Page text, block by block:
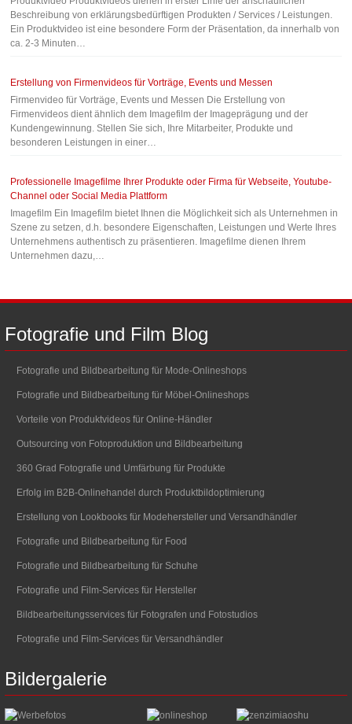
Beschreibung von erklärungsbedürftigen Produkten / Services / Leistungen.
Ein Produktvideo ist eine besondere Form der Präsentation, da innerhalb von
ca. 2-3 Minuten…
Erstellung von Firmenvideos für Vorträge, Events und Messen
Firmenvideo für Vorträge, Events und Messen Die Erstellung von
Firmenvideos dient ähnlich dem Imagefilm der Imageprägung und der
Kundengewinnung. Stellen Sie sich, Ihre Mitarbeiter, Produkte und
besonderen Leistungen in einer…
Professionelle Imagefilme Ihrer Produkte oder Firma für Webseite, Youtube-
Channel oder Social Media Plattform
Imagefilm Ein Imagefilm bietet Ihnen die Möglichkeit sich als Unternehmen in
Szene zu setzen, d.h. besondere Eigenschaften, Leistungen und Werte Ihres
Unternehmens authentisch zu präsentieren. Imagefilme dienen Ihrem
Unternehmen dazu,…
Fotografie und Film Blog
Fotografie und Bildbearbeitung für Mode-Onlineshops
Fotografie und Bildbearbeitung für Möbel-Onlineshops
Vorteile von Produktvideos für Online-Händler
Outsourcing von Fotoproduktion und Bildbearbeitung
360 Grad Fotografie und Umfärbung für Produkte
Erfolg im B2B-Onlinehandel durch Produktbildoptimierung
Erstellung von Lookbooks für Modehersteller und Versandhändler
Fotografie und Bildbearbeitung für Food
Fotografie und Bildbearbeitung für Schuhe
Fotografie und Film-Services für Hersteller
Bildbearbeitungsservices für Fotografen und Fotostudios
Fotografie und Film-Services für Versandhändler
Bildergalerie